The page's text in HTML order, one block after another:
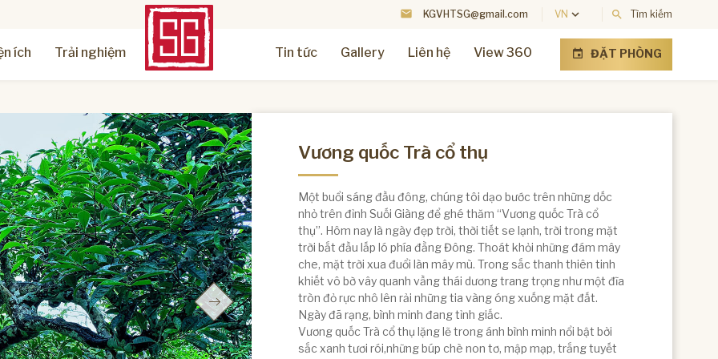
mail KGVHTSG@gmail.com VN keyboard_arrow_down search Tìm kiếm
ích Trải nghiệm Tin tức Gallery Liên hệ View 360 event ĐẶT PHÒNG
Vương quốc Trà cổ thụ
Một buổi sáng đầu đông, chúng tôi dạo bước trên những dốc
nhỏ trên đỉnh Suối Giàng để ghé thăm “Vương quốc Trà cổ
thụ”. Hôm nay là ngày đẹp trời, thời tiết se lạnh, trời trong mặt
trời bắt đầu lấp ló phía đằng Đông. Thoát khỏi những đám mây
che, mặt trời xua đuổi làn mây mù. Trong sắc thanh thiên tinh
khiết vô bờ vây quanh vầng thái dương trang trọng như một đĩa
tròn đỏ rực nhô lên rải những tia vàng óng xuống mặt đất.
Ngày đã rạng, bình minh đang tỉnh giấc.
Vương quốc Trà cổ thụ lặng lẽ trong ánh bình minh nổi bật bởi
sắc xanh tươi rói,những búp chè non tơ, mập mạp, trắng tuyết